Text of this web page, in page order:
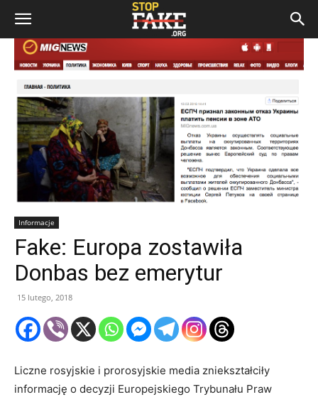
Informacje
Fake: Europa zostawiła
Donbas bez emerytur
15 lutego, 2018
Liczne rosyjskie i prorosyjskie media zniekształciły
informację o decyzji Europejskiego Trybunału Praw